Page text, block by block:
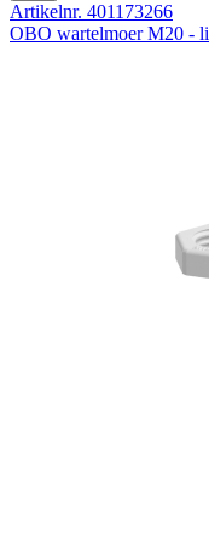
Artikelnr. 401173266
OBO wartelmoer M20 -